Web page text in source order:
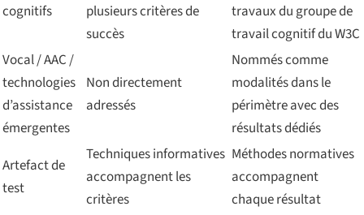
cognitifs
plusieurs critères de
succès
travaux du groupe de
travail cognitif du W3C
Vocal / AAC /
technologies
d’assistance
émergentes
Non directement
adressés
Nommés comme
modalités dans le
périmètre avec des
résultats dédiés
Artefact de
test
Techniques informatives
accompagnent les
critères
Méthodes normatives
accompagnent
chaque résultat